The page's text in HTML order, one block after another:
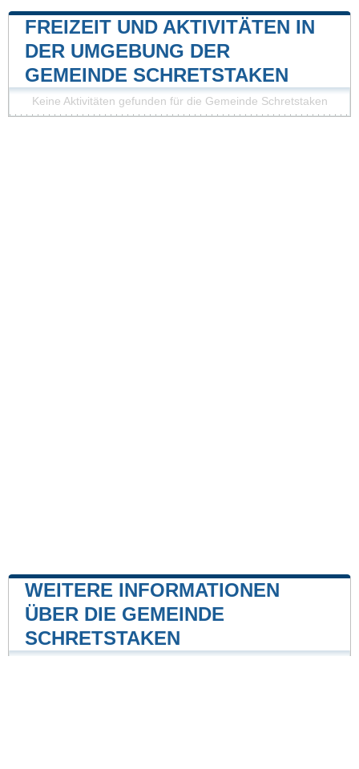
FREIZEIT UND AKTIVITÄTEN IN
DER UMGEBUNG DER
GEMEINDE SCHRETSTAKEN
Keine Aktivitäten gefunden für die Gemeinde Schretstaken
WEITERE INFORMATIONEN
ÜBER DIE GEMEINDE
SCHRETSTAKEN